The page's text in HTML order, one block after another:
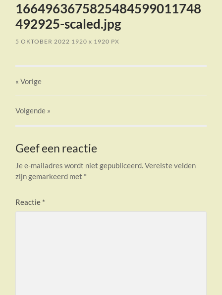
1664963675825484599011748
492925-scaled.jpg
5 OKTOBER 2022 1920x 1920 PX
« Vorige
Volgende »
Geef een reactie
Je e-mailadres wordt niet gepubliceerd.Vereiste velden
zijn gemarkeerd met *
Reactie *